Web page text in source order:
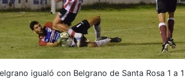
igualó con Belgrano de Santa Rosa 1 a